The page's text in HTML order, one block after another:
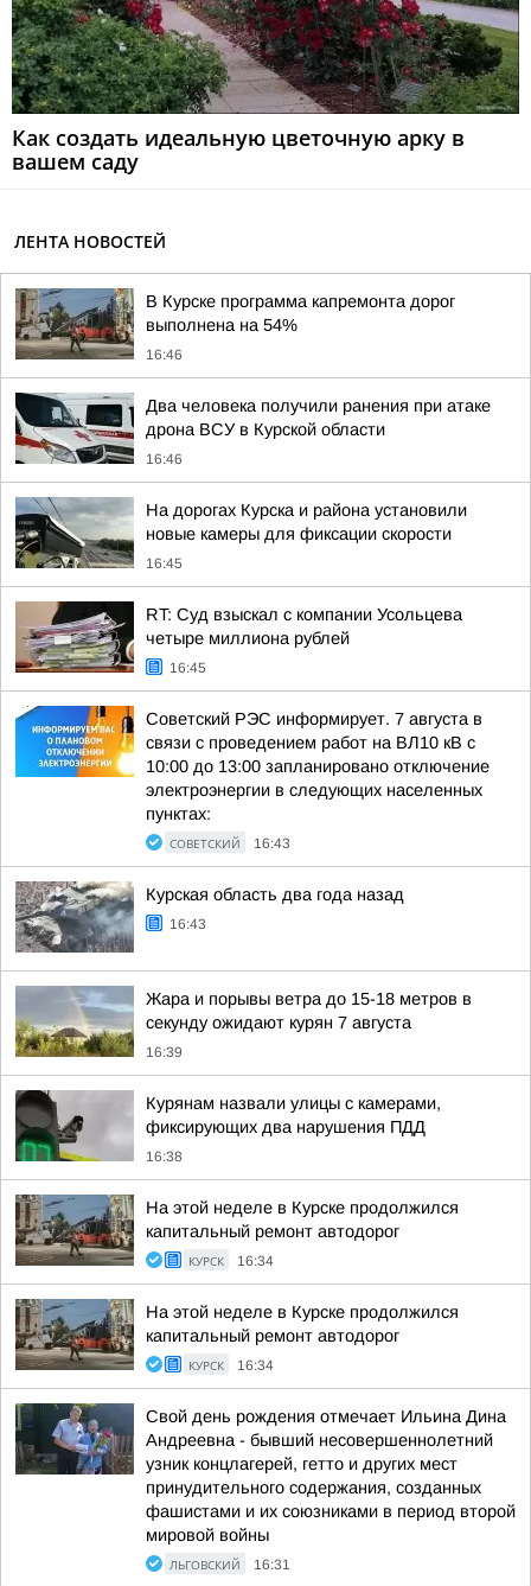
Как создать идеальную цветочную арку в
вашем саду
ЛЕНТА НОВОСТЕЙ
В Курске программа капремонта дорог
выполнена на 54%
16:46
Два человека получили ранения при атаке
дрона ВСУ в Курской области
16:46
На дорогах Курска и района установили
новые камеры для фиксации скорости
16:45
RT: Суд взыскал с компании Усольцева
четыре миллиона рублей
16:45
Советский РЭС информирует. 7 августа в
связи с проведением работ на ВЛ10 кВ с
10:00 до 13:00 запланировано отключение
электроэнергии в следующих населенных
пунктах:
СОВЕТСКИЙ 16:43
Курская область два года назад
16:43
Жара и порывы ветра до 15-18 метров в
секунду ожидают курян 7 августа
16:39
Курянам назвали улицы с камерами,
фиксирующих два нарушения ПДД
16:38
На этой неделе в Курске продолжился
капитальный ремонт автодорог
КУРСК 16:34
На этой неделе в Курске продолжился
капитальный ремонт автодорог
КУРСК 16:34
Свой день рождения отмечает Ильина Дина
Андреевна - бывший несовершеннолетний
узник концлагерей, гетто и других мест
принудительного содержания, созданных
фашистами и их союзниками в период второй
мировой войны
ЛЬГОВСКИЙ 16:31